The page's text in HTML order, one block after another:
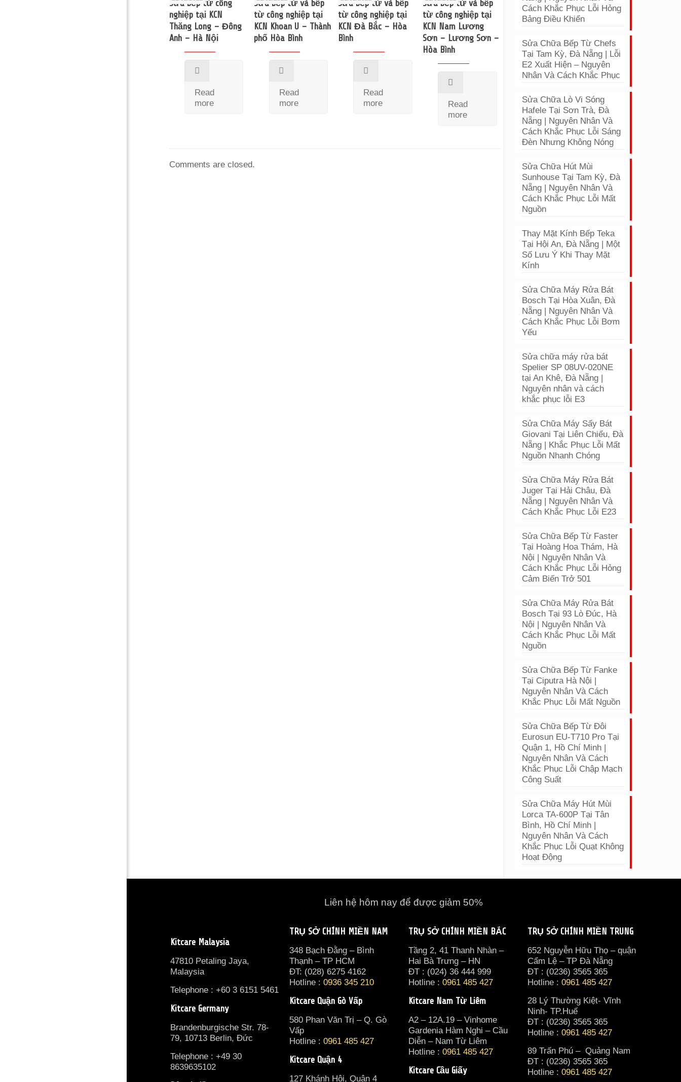
Sửa bếp từ công
nghiệp tại KCN
Thăng Long – Đông
Anh – Hà Nội
Read
more
Sửa bếp từ và bếp
từ công nghiệp tại
KCN Khoan U – Thành
phố Hòa Bình
Read
more
Sửa bếp từ và bếp
từ công nghiệp tại
KCN Đà Bắc – Hòa
Bình
Read
more
Sửa bếp từ và bếp
từ công nghiệp tại
KCN Nam Lương
Sơn – Lương Sơn –
Hòa Bình
Read
more
Comments are closed.
Cách Khắc Phục Lỗi Hỏng
Bảng Điều Khiển
Sửa Chữa Bếp Từ Chefs
Tại Tam Kỳ, Đà Nẵng | Lỗi
E2 Xuất Hiện – Nguyên
Nhân Và Cách Khắc Phục
Sửa Chữa Lò Vi Sóng
Hafele Tại Sơn Trà, Đà
Nẵng | Nguyên Nhân Và
Cách Khắc Phục Lỗi Sáng
Đèn Nhưng Không Nóng
Sửa Chữa Hút Mùi
Sunhouse Tại Tam Kỳ, Đà
Nẵng | Nguyên Nhân Và
Cách Khắc Phục Lỗi Mất
Nguồn
Thay Mặt Kính Bếp Teka
Tại Hội An, Đà Nẵng | Một
Số Lưu Ý Khi Thay Mặt
Kính
Sửa Chữa Máy Rửa Bát
Bosch Tại Hòa Xuân, Đà
Nẵng | Nguyên Nhân Và
Cách Khắc Phục Lỗi Bơm
Yếu
Sửa chữa máy rửa bát
Spelier SP 08UV-020NE
tại An Khê, Đà Nẵng |
Nguyên nhân và cách
khắc phục lỗi E3
Sửa Chữa Máy Sấy Bát
Giovani Tại Liên Chiểu, Đà
Nẵng | Khắc Phục Lỗi Mất
Nguồn Nhanh Chóng
Sửa Chữa Máy Rửa Bát
Juger Tại Hải Châu, Đà
Nẵng | Nguyên Nhân Và
Cách Khắc Phục Lỗi E23
Sửa Chữa Bếp Từ Faster
Tại Hoàng Hoa Thám, Hà
Nội | Nguyên Nhân Và
Cách Khắc Phục Lỗi Hỏng
Cảm Biến Trở 501
Sửa Chữa Máy Rửa Bát
Bosch Tại 93 Lò Đúc, Hà
Nội | Nguyên Nhân Và
Cách Khắc Phục Lỗi Mất
Nguồn
Sửa Chữa Bếp Từ Fanke
Tại Ciputra Hà Nội |
Nguyên Nhân Và Cách
Khắc Phục Lỗi Mất Nguồn
Sửa Chữa Bếp Từ Đôi
Eurosun EU-T710 Pro Tại
Quận 1, Hồ Chí Minh |
Nguyên Nhân Và Cách
Khắc Phục Lỗi Chập Mạch
Công Suất
Sửa Chữa Máy Hút Mùi
Lorca TA-600P Tại Tân
Bình, Hồ Chí Minh |
Nguyên Nhân Và Cách
Khắc Phục Lỗi Quạt Không
Hoạt Động
Liên hệ hôm nay để được giảm 50%
Kitcare Malaysia
47810 Petaling Jaya,
Malaysia
Telephone : +60 3 6151 5461
Kitcare Germany
Brandenburgische Str. 78-
79, 10713 Berlin, Đức
Telephone : +49 30
8639635102
TRỤ SỞ CHÍNH MIỀN NAM
348 Bạch Đằng – Bình
Thạnh – TP HCM
ĐT: (028) 6275 4162
Hotline :0936 345 210
Kitcare Quận Gò Vấp
580 Phan Văn Trị – Q. Gò
Vấp
Hotline :0961 485 427
Kitcare Quận 4
127 Khánh Hội, Quận 4
TRỤ SỞ CHÍNH MIỀN BẮC
Tầng 2, 41 Thanh Nhàn –
Hai Bà Trưng – HN
ĐT : (024) 36 444 999
Hotline :0961 485 427
Kitcare Nam Từ Liêm
A2 – 12A.19 – Vinhome
Gardenia Hàm Nghi – Cầu
Diễn – Nam Từ Liêm
Hotline :0961 485 427
Kitcare Cầu Giấy
TRỤ SỞ CHÍNH MIỀN TRUNG
652 Nguyễn Hữu Thọ – quận
Cẩm Lệ – TP Đà Nẵng
ĐT : (0236) 3565 365‬
Hotline :0961 485 427
28 Lý Thường Kiệt- Vĩnh
Ninh- TP.Huế
ĐT : (0236) 3565 365‬
Hotline :0961 485 427
89 Trấn Phú – Quảng Nam
ĐT : (0236) 3565 365‬
Hotline :0961 485 427